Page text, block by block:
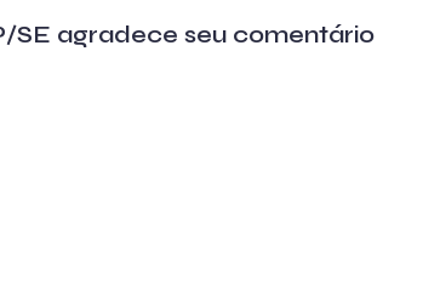
SE agradece seu comentário